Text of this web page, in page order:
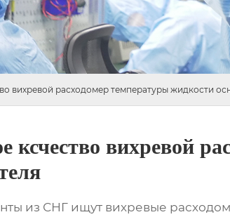
вихревой расходомер температуры жидкости
ксчество вихревой
из СНГ ищут вихревые